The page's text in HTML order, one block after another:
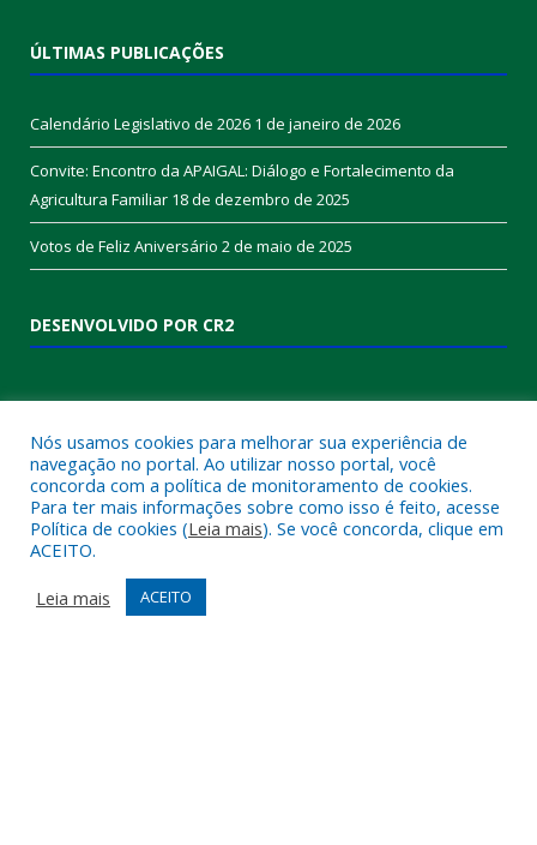
ÚLTIMAS PUBLICAÇÕES
Calendário Legislativo de 2026 1 de janeiro de 2026
Convite: Encontro da APAIGAL: Diálogo e Fortalecimento da
Agricultura Familiar 18 de dezembro de 2025
Votos de Feliz Aniversário 2 de maio de 2025
DESENVOLVIDO POR CR2
Muito mais que
Realizamos umaassessoria
contrato que todas as exigências das
Nós usamos cookies para melhorar sua experiência de
navegação no portal. Ao utilizar nosso portal, você
concorda com a política de monitoramento de cookies.
Para ter mais informações sobre como isso é feito, acesse
Política de cookies (Leia mais). Se você concorda, clique em
ACEITO.
Leia mais
ACEITO